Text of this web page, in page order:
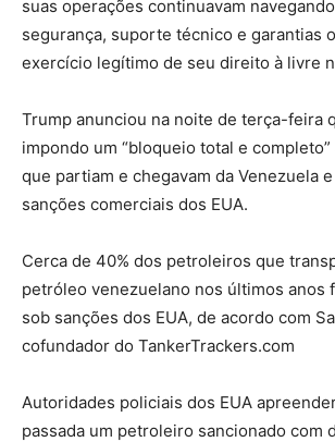
suas operações continuavam
segurança, suporte técnico e garantias
exercício legítimo de seu direito à livre
Trump anunciou na noite de terça-feira
impondo um “bloqueio total e
que partiam e chegavam da Venezuela
sanções comerciais dos EUA.
Cerca de 40% dos petroleiros que
petróleo venezuelano nos últimos anos
sob sanções dos EUA, de acordo com
cofundador do TankerTrackers.com
Autoridades policiais dos EUA
passada um petroleiro sancionado com